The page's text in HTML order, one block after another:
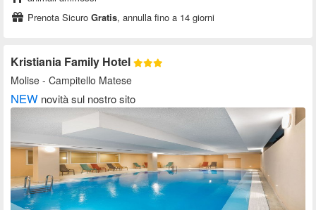
Prenota Sicuro Gratis, annulla fino a 14 giorni
Kristiania Family Hotel
Molise - Campitello Matese
NEW novità sul nostro sito